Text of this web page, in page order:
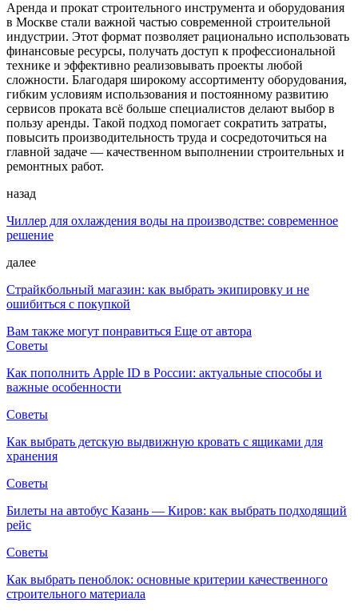
Аренда и прокат строительного инструмента и оборудования
в Москве стали важной частью современной строительной
индустрии. Этот формат позволяет рационально использовать
финансовые ресурсы, получать доступ к профессиональной
технике и эффективно реализовывать проекты любой
сложности. Благодаря широкому ассортименту оборудования,
гибким условиям использования и постоянному развитию
сервисов проката всё больше специалистов делают выбор в
пользу аренды. Такой подход помогает сократить затраты,
повысить производительность труда и сосредоточиться на
главной задаче — качественном выполнении строительных и
ремонтных работ.
назад
Чиллер для охлаждения воды на производстве: современное
решение
далее
Страйкбольный магазин: как выбрать экипировку и не
ошибиться с покупкой
Вам также могут понравиться Еще от автора
Советы
Как пополнить Apple ID в России: актуальные способы и
важные особенности
Советы
Как выбрать детскую выдвижную кровать с ящиками для
хранения
Советы
Билеты на автобус Казань — Киров: как выбрать подходящий
рейс
Советы
Как выбрать пеноблок: основные критерии качественного
строительного материала